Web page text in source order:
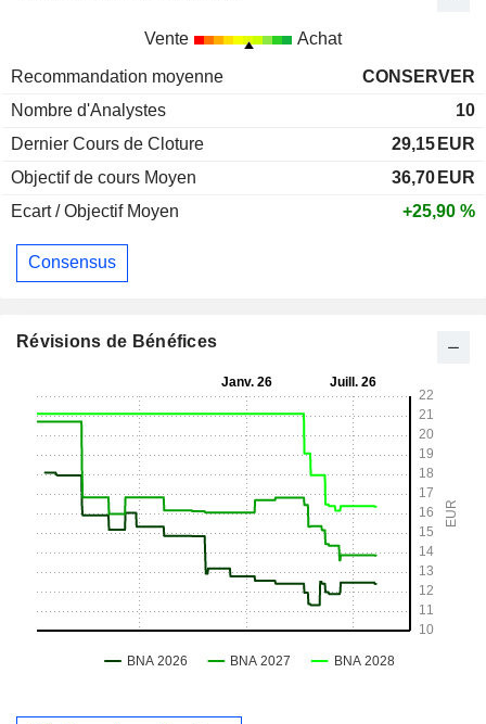
Vente Achat
Recommandation moyenne
CONSERVER
Nombre d'Analystes
10
Dernier Cours de Cloture
29,15 EUR
Objectif de cours Moyen
36,70 EUR
Ecart / Objectif Moyen
+25,90 %
Consensus
Révisions de Bénéfices